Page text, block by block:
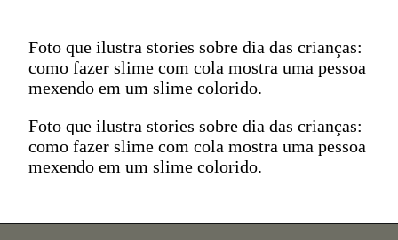
Foto que ilustra stories sobre dia das crianças:
como fazer slime com cola mostra uma pessoa
mexendo em um slime colorido.
Foto que ilustra stories sobre dia das crianças:
como fazer slime com cola mostra uma pessoa
mexendo em um slime colorido.